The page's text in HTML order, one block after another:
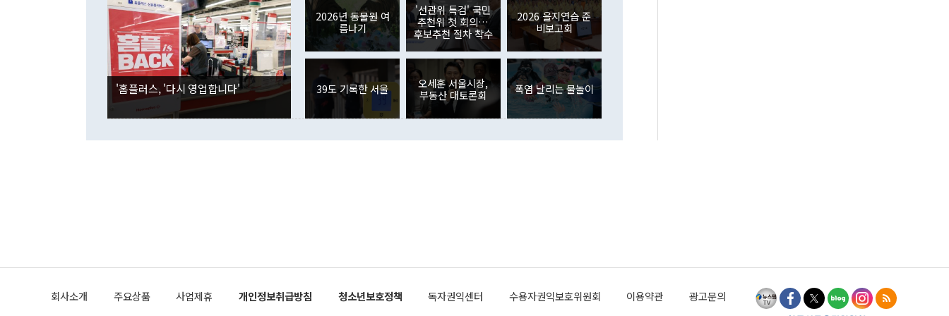
은 "그것은 외교부의 몫"이라며 "아직 거기까지 진도가 나가지 않았다"고
잘랐다. 정 장관이 이날 소개한 대북 구상과 설명은 정부 내 조율을 거치지
않았다는 점에서 문제가 있다. 특히 주적 표현 대체와 국호 사용, 9·19 군
사합의 복원, 4자회담 추진 등은 통일부 장관이 결정할 사안이 아니어서 월
권이라는 지적이 나오고 있다. 이 대통령은 정 장관의 업무보고를 듣고 난
뒤 "여기 업무보고에 발표했다고 승인난 건 아니다"라고 재차 확인했다. 정
부의 한 소식통은 "정 장관의 발언 내용은 대부분 국가안전보장회의(NSC)
를 거쳐 결정된 사안이 아닌 정 장관의 개인적 생각에 가깝다"며 "안보 관
련 부처 장관이 정부의 공식 정책이 아닌 사안을 추진하겠다고 업무보고를
하고 대통령의 면전에서 '국군통수권자가 나서야 한다'고 주장한 것은 심각
이나 미국은 북한에 선비핵화를 공식적으로 요구한 적이 없기 때문이다. 지
공하는 방식으로 이뤄졌다. 1994년 북·미 제네바 기본합의는 핵시설 동결
인의 해외투자가 80억1000만달러, 외국인의 국내투자가 46억3000만달러
각각 증가했다. 증권투자에서는 외국인의 국내 주식 매도세가 이어졌다. 외
국인의 국내 주식 투자는 차익실현 매도 등의 영향으로 316억1000만달러
감소하며 전월(-310억5000만달러)에 이어 역대 최대 순매도 기록을 다시
경신했다. 외국인의 국내 채권투자는 세계국채지수(WGBI) 자금 유입에도
분기 말 만기도래 영향으로 증가 폭이 줄어든 52억9000만달러를 기록했
다. 내국인의 해외 증권투자는 주식을 중심으로 35억6000만달러 증가했
다. eoyn2@newspim.com
'홈플러스, '다시 영업합니다'
2026년 동물원 여
름나기
'선관위 특검' 국민
추천위 첫 회의…
후보추천 절차 착수
2026 을지연습 준
비보고회
39도 기록한 서울
오세훈 서울시장,
부동산 대토론회
폭염 날리는 물놀이
회사소개 주요상품 사업제휴 개인정보취급방침 청소년보호정책 독자권익센터 수용자권익보호위원회 이용약관 광고문의